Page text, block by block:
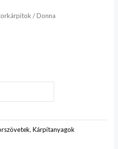
/ Donna
,Kárpitanyagok